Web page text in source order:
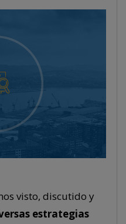
visto, discutido y
estrategias